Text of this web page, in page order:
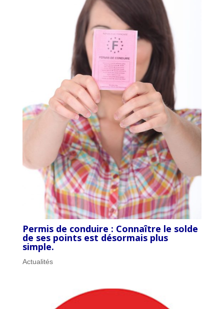
Permis de conduire : Connaître le solde
de ses points est désormais plus
simple.
Actualités